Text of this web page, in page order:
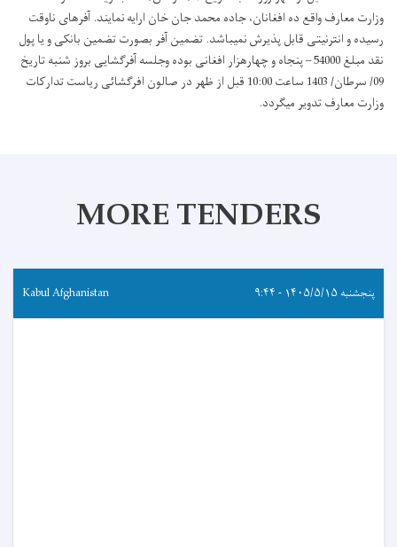
وزارت معارف واقع ده افغانان، جاده محمد جان خان ارایه نمایند. آفرهای ناوقت
رسیده و انترنیتی قابل پذیرش نمیباشد. تضمین آفر بصورت تضمین بانکی و یا پول
نقد مبلغ 54000 – پنجاه و چهارهزار افغانی بوده وجلسه آفرگشایی بروز شنبه تاریخ
09/ سرطان/ 1403 ساعت 10:00 قبل از ظهر در صالون افرگشائی ریاست تدارکات
وزارت معارف تدویر میگردد.
MORE TENDERS
پنجشنبه ۱۴۰۵/۵/۱۵ - ۹:۴۴ Kabul Afghanistan